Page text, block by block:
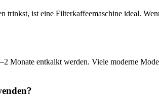
ist eine Filterkaffeemaschine ideal.
Monate entkalkt werden. Viele moderne